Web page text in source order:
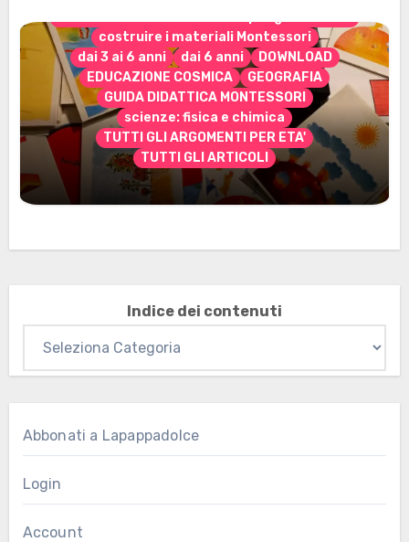
costruire i materiali Montessori
dai 3 ai 6 anni
dai 6 anni
DOWNLOAD
EDUCAZIONE COSMICA
GEOGRAFIA
GUIDA DIDATTICA MONTESSORI
scienze: fisica e chimica
TUTTI GLI ARGOMENTI PER ETA'
TUTTI GLI ARTICOLI
Marzo 2026: nuovi materiali stampabili
per gli abbonati
Indice dei contenuti
Abbonati a Lapappadolce
Login
Account